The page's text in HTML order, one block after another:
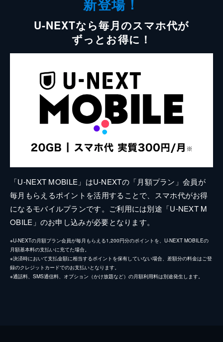
U-NEXTなら毎月のスマホ代が
ずっとお得に！
「U-NEXT MOBILE」はU-NEXTの「月額プラン」会員が
毎月もらえるポイントを活用することで、スマホ代がお得
になるモバイルプランです。ご利用には別途「U-NEXT M
OBILE」のお申し込みが必要となります。
※U-NEXTの月額プラン会員が毎月もらえる1,200円分のポイントを、U-NEXT MOBILEの
月額基本料の支払いに充てた場合。
※決済時において支払金額に相当するポイントを保有していない場合、差額分の料金はご登
録のクレジットカードでのお支払いとなります。
※通話料、SMS通信料、オプション（かけ放題など）の月額利用料は別途発生します。